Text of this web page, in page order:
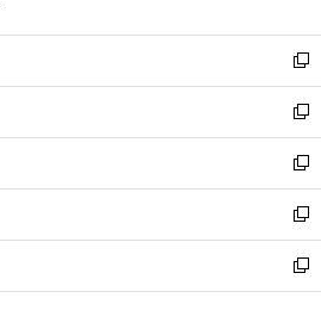
開
く
ウ
で
開
く
ン
ド
ウ
で
開
く
ウ
ィ
ン
ド
ウ
で
開
く
新
し
い
ウ
ィ
ン
ド
ウ
で
開
新
し
い
ウ
ィ
ン
ド
ウ
新
し
い
ウ
ィ
ン
新
し
い
ウ
新
し